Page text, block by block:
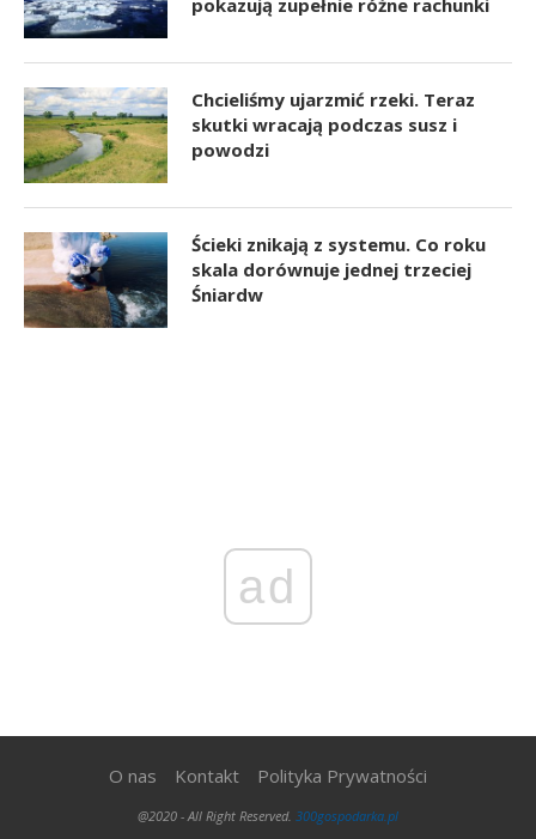
pokazują zupełnie różne rachunki
Chcieliśmy ujarzmić rzeki. Teraz
skutki wracają podczas susz i
powodzi
Ścieki znikają z systemu. Co roku
skala dorównuje jednej trzeciej
Śniardw
ad
O nas Kontakt Polityka Prywatności
@2020 - All Right Reserved. 300gospodarka.pl